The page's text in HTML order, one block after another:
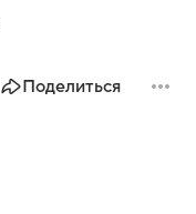
Поделиться